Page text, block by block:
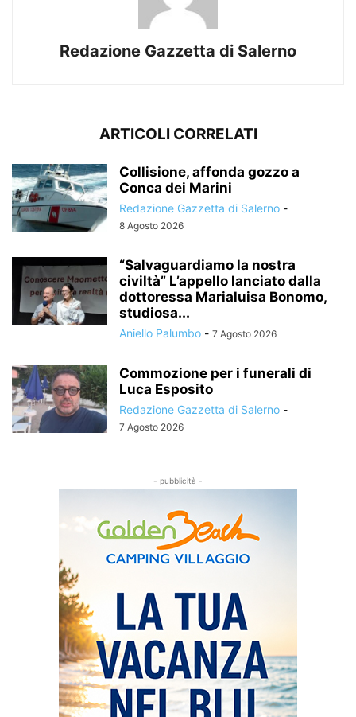
Redazione Gazzetta di Salerno
ARTICOLI CORRELATI
Collisione, affonda gozzo a
Conca dei Marini
Redazione Gazzetta di Salerno -
8 Agosto 2026
“Salvaguardiamo la nostra
civiltà” L’appello lanciato dalla
dottoressa Marialuisa Bonomo,
studiosa...
Aniello Palumbo - 7 Agosto 2026
Commozione per i funerali di
Luca Esposito
Redazione Gazzetta di Salerno -
7 Agosto 2026
- pubblicità -